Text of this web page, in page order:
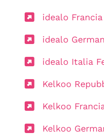
idealo Francia
idealo
idealo Italia
Kelkoo
Kelkoo
Kelkoo